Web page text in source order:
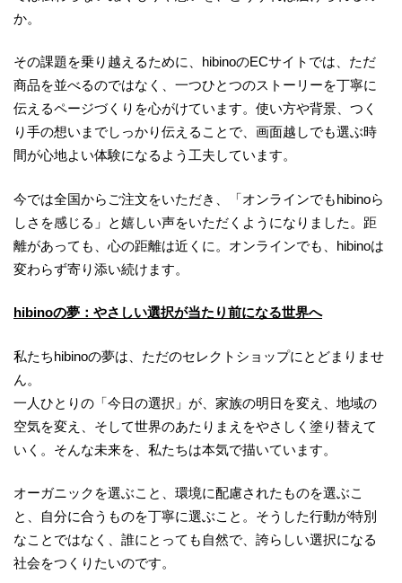
か。
その課題を乗り越えるために、hibinoのECサイトでは、ただ
商品を並べるのではなく、一つひとつのストーリーを丁寧に
伝えるページづくりを心がけています。使い方や背景、つく
り手の想いまでしっかり伝えることで、画面越しでも選ぶ時
間が心地よい体験になるよう工夫しています。
今では全国からご注文をいただき、「オンラインでもhibinoら
しさを感じる」と嬉しい声をいただくようになりました。距
離があっても、心の距離は近くに。オンラインでも、hibinoは
変わらず寄り添い続けます。
hibinoの夢：やさしい選択が当たり前になる世界へ
私たちhibinoの夢は、ただのセレクトショップにとどまりませ
ん。
一人ひとりの「今日の選択」が、家族の明日を変え、地域の
空気を変え、そして世界のあたりまえをやさしく塗り替えて
いく。そんな未来を、私たちは本気で描いています。
オーガニックを選ぶこと、環境に配慮されたものを選ぶこ
と、自分に合うものを丁寧に選ぶこと。そうした行動が特別
なことではなく、誰にとっても自然で、誇らしい選択になる
社会をつくりたいのです。